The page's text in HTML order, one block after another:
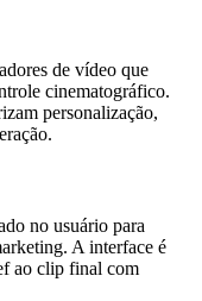
de vídeo que
cinematográfico.
personalização,
no usuário para
A interface é
ao clip final com